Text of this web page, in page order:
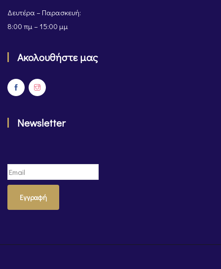
Δευτέρα – Παρασκευή:
8:00 πμ – 15:00 μμ
Ακολουθήστε μας
Newsletter
Εγγραφή